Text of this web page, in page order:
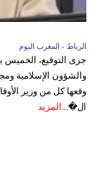
الرباط - المغرب اليوم
جرى التوقيع، الخميس
والشؤون الإسلامية
وقعها كل من وزير
ال�... المزيد